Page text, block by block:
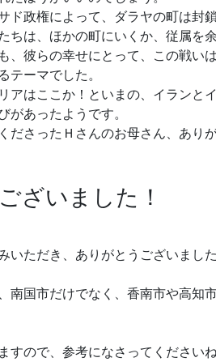
ド政権によって、ダラヤの町は封
ちは、ほかの町にいくか、従属を
、彼らの幸せにとって、この戦い
テーマでした。
アはここか！といまの、イランと
があったようです。
ださったＨさんのお母さん、あり
ざいました！
いただき、ありがとうございました
南国市だけでなく、香南市や高知
すので、参考になさってくださいね